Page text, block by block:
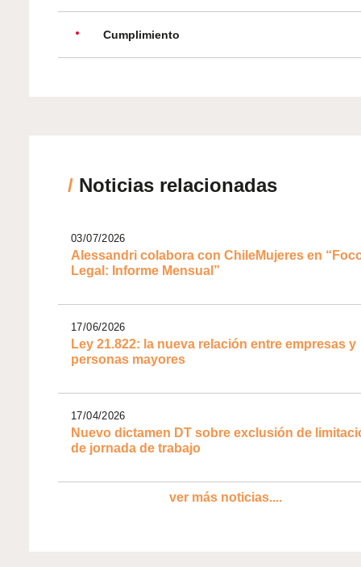
Cumplimiento
/ Noticias relacionadas
03/07/2026
Alessandri colabora con ChileMujeres en
Legal: Informe Mensual”
17/06/2026
Ley 21.822: la nueva relación entre empresas y
personas mayores
17/04/2026
Nuevo dictamen DT sobre exclusión de
de jornada de trabajo
ver más noticias....